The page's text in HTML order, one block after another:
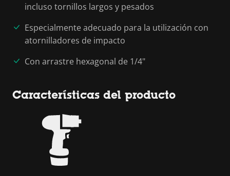
incluso tornillos largos y pesados
Especialmente adecuado para la utilización con
atornilladores de impacto
Con arrastre hexagonal de 1/4"
Características del producto